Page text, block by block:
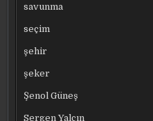
savunma
seçim
şehir
şeker
Şenol Güneş
Sergen Yalçın